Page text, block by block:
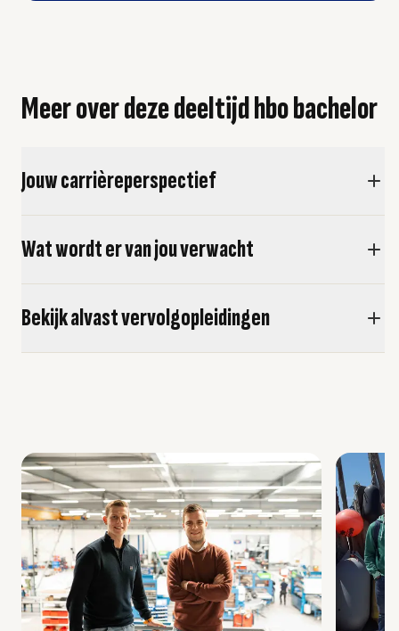
Meer over deze deeltijd hbo bachelor
Jouw carrièreperspectief
Wat wordt er van jou verwacht
Bekijk alvast vervolgopleidingen
overslaan